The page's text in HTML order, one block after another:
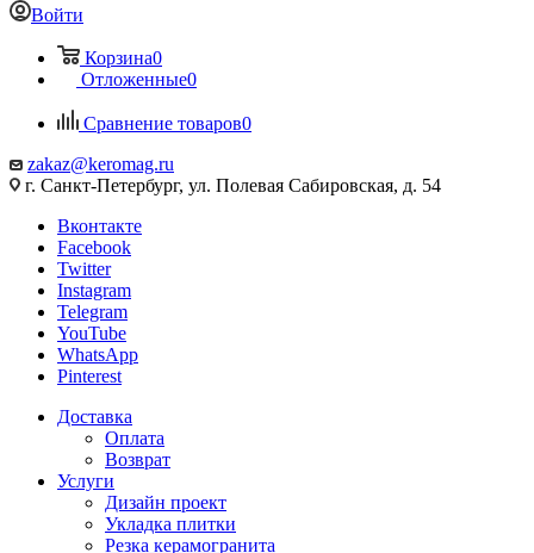
Войти
Корзина0
Отложенные0
Сравнение товаров0
zakaz@keromag.ru
г. Санкт-Петербург, ул. Полевая Сабировская, д. 54
Вконтакте
Facebook
Twitter
Instagram
Telegram
YouTube
WhatsApp
Pinterest
Доставка
Оплата
Возврат
Услуги
Дизайн проект
Укладка плитки
Резка керамогранита